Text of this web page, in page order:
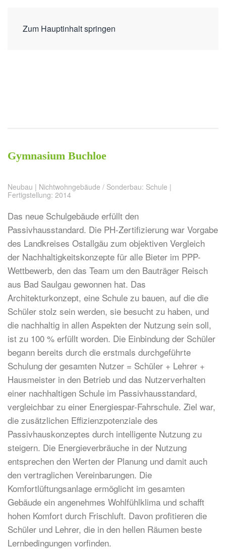
Zum Hauptinhalt springen
Gymnasium Buchloe
Neubau | Nichtwohngebäude / Sonderbau: Schule |
Fertigstellung: 2014
Das neue Schulgebäude erfüllt den
Passivhausstandard. Die PH-Zertifizierung war Vorgabe
des Landkreises Ostallgäu zum objektiven Vergleich
der Nachhaltigkeitskonzepte für alle Bieter im PPP-
Wettbewerb, den das Team um den Bauträger Reisch
aus Bad Saulgau gewonnen hat. Das
Architekturkonzept, eine Schule zu bauen, auf die die
Schüler stolz sein werden, sie besucht zu haben, und
die nachhaltig in allen Aspekten der Nutzung sein soll,
ist zu 100 % erfüllt worden. Die Einbindung der Schüler
begann bereits durch die erstmals durchgeführte
Schulung der gesamten Nutzer = Schüler + Lehrer +
Hausmeister in den Betrieb und das Nutzerverhalten
einer nachhaltigen Schule im Passivhausstandard,
vergleichbar zu einer Energiespar-Fahrschule. Ziel war,
die zusätzlichen Effizienzpotenziale des
Passivhauskonzeptes durch intelligente Nutzung zu
steigern. Die Energieverbräuche in der Nutzung
entsprechen den Werten der Planung und damit auch
den vertraglichen Vereinbarungen. Die
Komfortlüftungsanlage ermöglicht im gesamten
Gebäude ein angenehmes Wohlfühlklima und schafft
hohen Komfort durch Frischluft. Davon profitieren die
Schüler und Lehrer, die in den hellen Räumen beste
Lernbedingungen vorfinden.